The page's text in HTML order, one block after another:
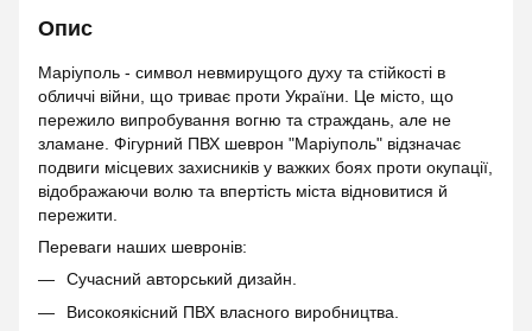
Опис
Маріуполь - символ невмирущого духу та стійкості в
обличчі війни, що триває проти України. Це місто, що
пережило випробування вогню та страждань, але не
зламане. Фігурний ПВХ шеврон "Маріуполь" відзначає
подвиги місцевих захисників у важких боях проти окупації,
відображаючи волю та впертість міста відновитися й
пережити.
Переваги наших шевронів:
Сучасний авторський дизайн.
Високоякісний ПВХ власного виробництва.